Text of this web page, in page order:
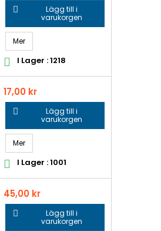

Lägg till i
varukorgen
Mer
 I Lager : 1218
Pris
17,00 kr

Lägg till i
varukorgen
Mer
 I Lager : 1001
Pris
45,00 kr

Lägg till i
varukorgen